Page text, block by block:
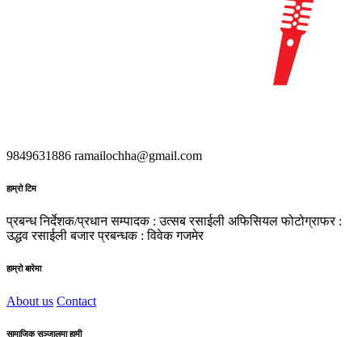
9849631886 ramailochha@gmail.com
हाम्रो टिम
प्रबन्ध निर्देशक/प्रधान सम्पादक : उत्सब रसाईली अफिसियल फोटोग्राफर :
उद्धव रसाईली बजार प्रबन्धक : विवेक गजमेर
हाम्रो बारेमा
About us Contact
सामाजिक सञ्जालमा हामी